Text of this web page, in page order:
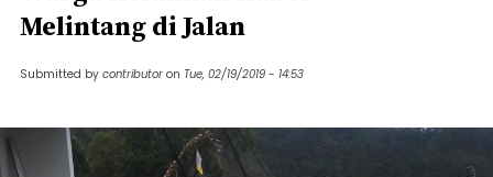
Melintang di Jalan
Submitted by contributor on Tue, 02/19/2019 - 14:53